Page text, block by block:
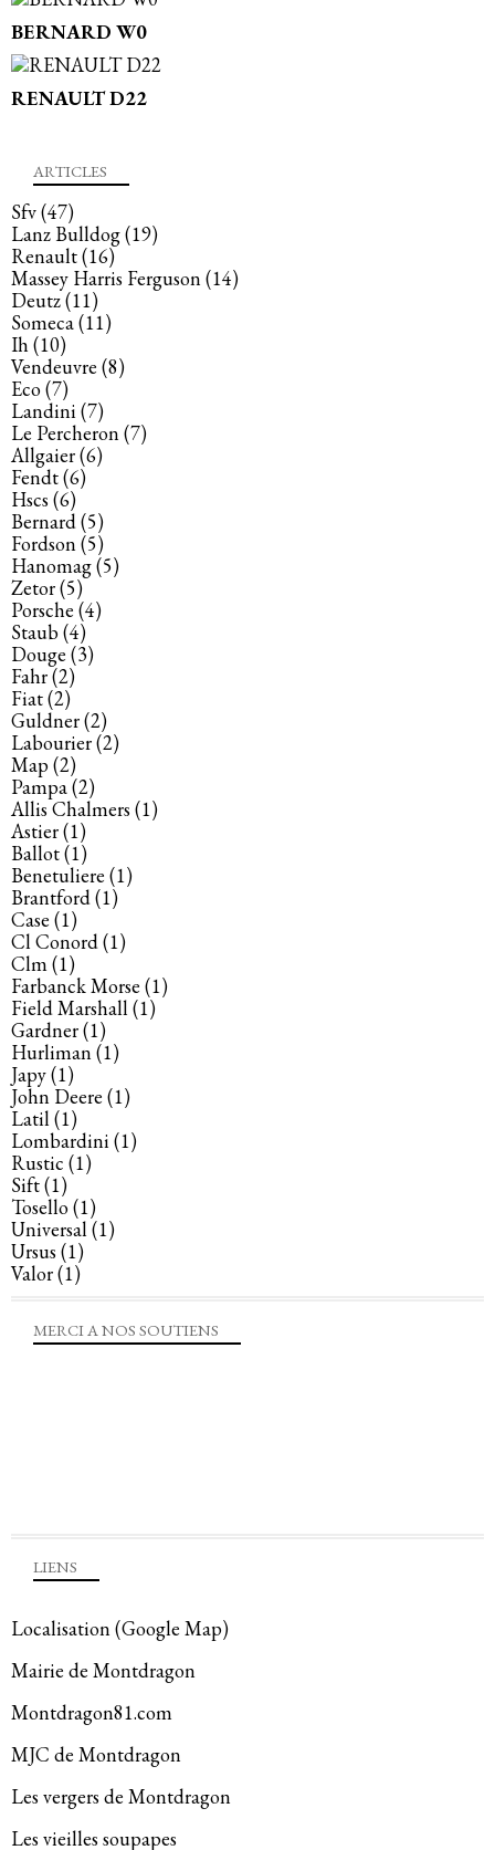
BERNARD W0
RENAULT D22
ARTICLES
Sfv(47)
Lanz Bulldog(19)
Renault(16)
Massey Harris Ferguson(14)
Deutz(11)
Someca(11)
Ih(10)
Vendeuvre (8)
Eco(7)
Landini(7)
Le Percheron(7)
Allgaier(6)
Fendt(6)
Hscs (6)
Bernard(5)
Fordson(5)
Hanomag(5)
Zetor(5)
Porsche (4)
Staub(4)
Douge (3)
Fahr(2)
Fiat(2)
Guldner(2)
Labourier(2)
Map(2)
Pampa(2)
Allis Chalmers (1)
Astier(1)
Ballot(1)
Benetuliere (1)
Brantford(1)
Case (1)
Cl Conord(1)
Clm(1)
Farbanck Morse (1)
Field Marshall(1)
Gardner(1)
Hurliman(1)
Japy(1)
John Deere (1)
Latil(1)
Lombardini(1)
Rustic (1)
Sift(1)
Tosello(1)
Universal(1)
Ursus (1)
Valor(1)
LIENS
Localisation (Google Map)
Mairie de Montdragon
Montdragon81.com
MJC de Montdragon
Les vergers de Montdragon
Les vieilles soupapes
MERCI A NOS SOUTIENS